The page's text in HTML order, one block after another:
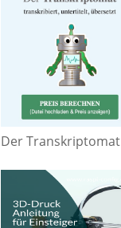
Der Transkriptomat